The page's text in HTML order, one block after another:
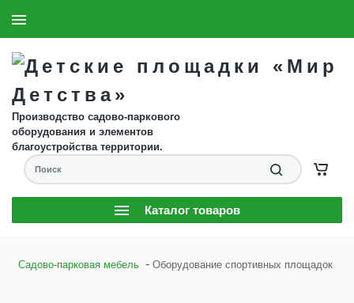
Производство садово-паркового
оборудования и элементов
благоустройства территории.
Каталог товаров
Садово-парковая мебель - Оборудование спортивных площадок